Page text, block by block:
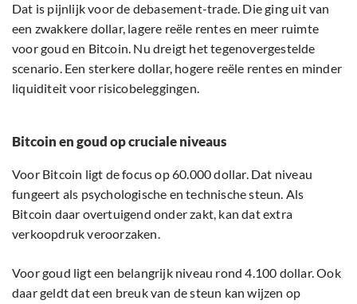
Dat is pijnlijk voor de debasement-trade. Die ging uit van
een zwakkere dollar, lagere reële rentes en meer ruimte
voor goud en Bitcoin. Nu dreigt het tegenovergestelde
scenario. Een sterkere dollar, hogere reële rentes en minder
liquiditeit voor risicobeleggingen.
Bitcoin en goud op cruciale niveaus
Voor Bitcoin ligt de focus op 60.000 dollar. Dat niveau
fungeert als psychologische en technische steun. Als
Bitcoin daar overtuigend onder zakt, kan dat extra
verkoopdruk veroorzaken.
Voor goud ligt een belangrijk niveau rond 4.100 dollar. Ook
daar geldt dat een breuk van de steun kan wijzen op